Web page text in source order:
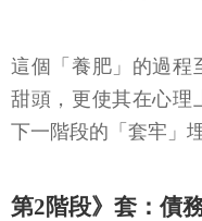
這個「養肥」的過程
甜頭，更使其在心理
下一階段的「套牢」
第2階段》套：債